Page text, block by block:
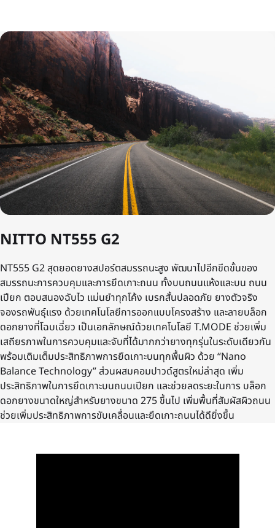
NITTO NT555 G2
NT555 G2 สุดยอดยางสปอร์ตสมรรถนะสูง พัฒนาไปอีกขีดขั้นของ
สมรรถนะการควบคุมและการยึดเกาะถนน ทั้งบนถนนแห้งและบน ถนน
เปียก ตอบสนองฉับไว แม่นยําทุกโค้ง เบรกสั้นปลอดภัย ยางตัวจริง
จองรถพันธุ์แรง ด้วยเทคโนโลยีการออกแบบโครงสร้าง และลายบล็อก
ดอกยางที่โฉบเฉี่ยว เป็นเอกลักษณ์ด้วยเทคโนโลยี T.MODE ช่วยเพิ่ม
เสถียรภาพในการควบคุมและจับที่ได้มากกว่ายางทุกรุ่นในระดับเดียวกัน
พร้อมเติมเต็มประสิทธิภาพการยึดเกาะบนทุกพื้นผิว ด้วย “Nano
Balance Technology” ส่วนผสมคอมปาวด์สูตรใหม่ล่าสุด เพิ่ม
ประสิทธิภาพในการยึดเกาะบนถนนเปียก และช่วยลดระยะในการ บล็อก
ดอกยางขนาดใหญ่สำหรับยางขนาด 275 ขึ้นไป เพิ่มพื้นที่สัมผัสผิวถนน
ช่วยเพิ่มประสิทธิภาพการขับเคลื่อนและยึดเกาะถนนได้ดียิ่งขึ้น